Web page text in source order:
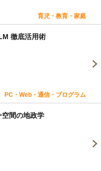
育児・教育・家庭
徹底活用術
PC・Web・通信・プログラム
間の地政学